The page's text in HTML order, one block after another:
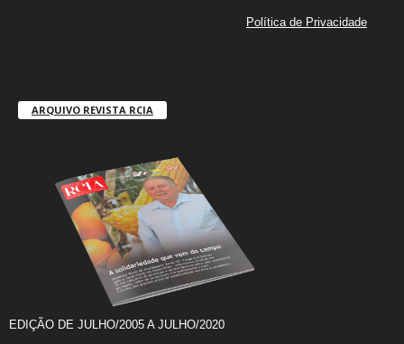
Política de Privacidade
ARQUIVO REVISTA RCIA
EDIÇÃO DE JULHO/2005 A JULHO/2020